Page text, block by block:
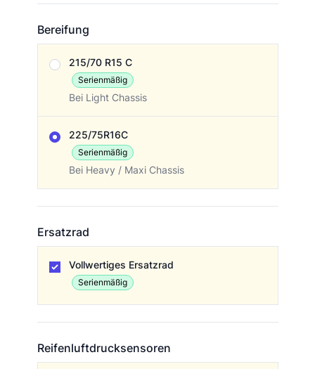
Bereifung
215/70 R15 C
Serienmäßig
Bei Light Chassis
225/75R16C
Serienmäßig
Bei Heavy / Maxi Chassis
Ersatzrad
Vollwertiges Ersatzrad
Serienmäßig
Reifenluftdrucksensoren